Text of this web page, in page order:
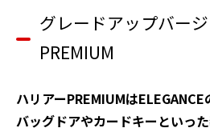
グレードアップバー
PREMIUM
ハリアーPREMIUMは
バッグドアやカードキーといっ